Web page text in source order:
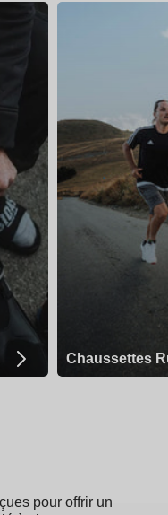
Chaussettes
pour offrir un